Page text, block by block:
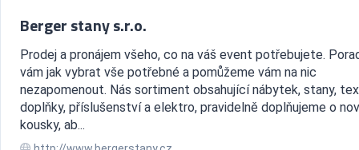
Berger stany s.r.o.
Prodej a pronájem všeho, co na váš event potřebujete.
vám jak vybrat vše potřebné a pomůžeme vám na nic
nezapomenout. Nás sortiment obsahující nábytek, stany,
doplňky, příslušenství a elektro, pravidelně doplňujeme o
kousky, ab...